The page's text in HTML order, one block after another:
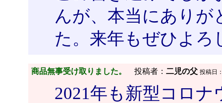
んが、本当にありが
た。来年もぜひよろ
商品無事受け取りました。 投稿者： 二児の父 投稿日
2021年も新型コロ